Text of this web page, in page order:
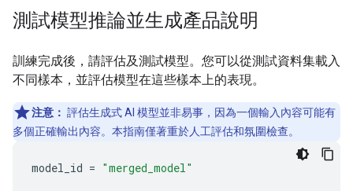
測試模型推論並生成產品說明
訓練完成後，請評估及測試模型。您可以從測試資料集載入
不同樣本，並評估模型在這些樣本上的表現。
注意： 評估生成式 AI 模型並非易事，因為一個輸入內容可能有
多個正確輸出內容。本指南僅著重於人工評估和氛圍檢查。
model_id = "merged_model"